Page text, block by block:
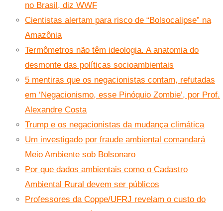
no Brasil, diz WWF
Cientistas alertam para risco de “Bolsocalipse” na
Amazônia
Termômetros não têm ideologia. A anatomia do
desmonte das políticas socioambientais
5 mentiras que os negacionistas contam, refutadas
em ‘Negacionismo, esse Pinóquio Zombie’, por Prof.
Alexandre Costa
Trump e os negacionistas da mudança climática
Um investigado por fraude ambiental comandará
Meio Ambiente sob Bolsonaro
Por que dados ambientais como o Cadastro
Ambiental Rural devem ser públicos
Professores da Coppe/UFRJ revelam o custo do